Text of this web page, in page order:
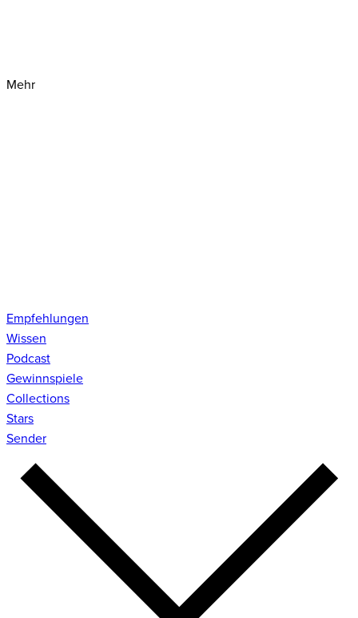
Mehr
Empfehlungen
Wissen
Podcast
Gewinnspiele
Collections
Stars
Sender